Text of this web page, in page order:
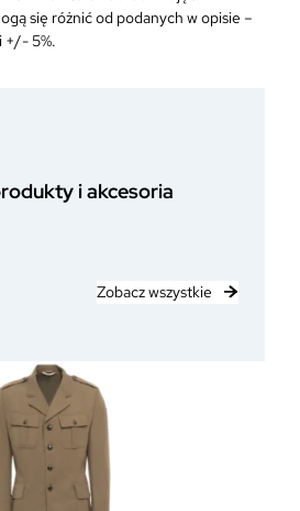
się różnić od podanych w opisie –
+/- 5%.
i akcesoria
Zobacz wszystkie